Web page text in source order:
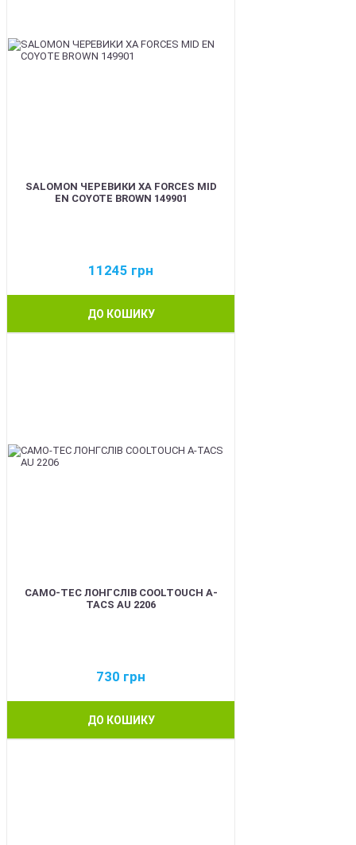
SALOMON ЧЕРЕВИКИ XA FORCES MID
EN COYOTE BROWN 149901
11245 грн
ДО КОШИКУ
CAMO-TEC ЛОНГСЛІВ COOLTOUCH A-
TACS AU 2206
730 грн
ДО КОШИКУ